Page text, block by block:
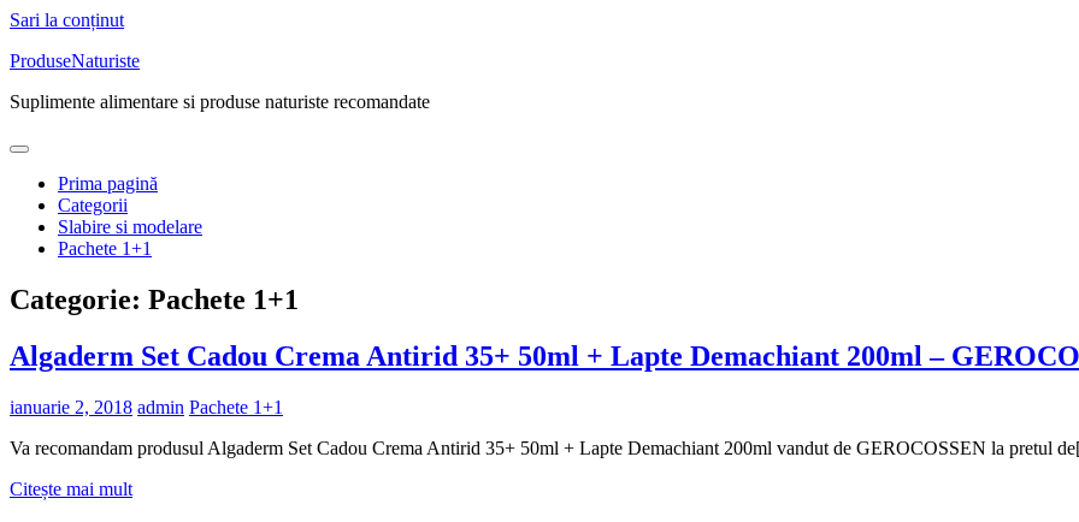
Sari la conținut
ProduseNaturiste
Suplimente alimentare si produse naturiste recomandate
Prima pagină
Categorii
Slabire si modelare
Pachete 1+1
Categorie: Pachete 1+1
Algaderm Set Cadou Crema Antirid 35+ 50ml + Lapte Demachiant 200ml –
ianuarie 2, 2018 admin Pachete 1+1
Va recomandam produsul Algaderm Set Cadou Crema Antirid 35+ 50ml + Lapte Demachiant 200ml vandut de GEROCOSSEN la pretul
Citește mai mult